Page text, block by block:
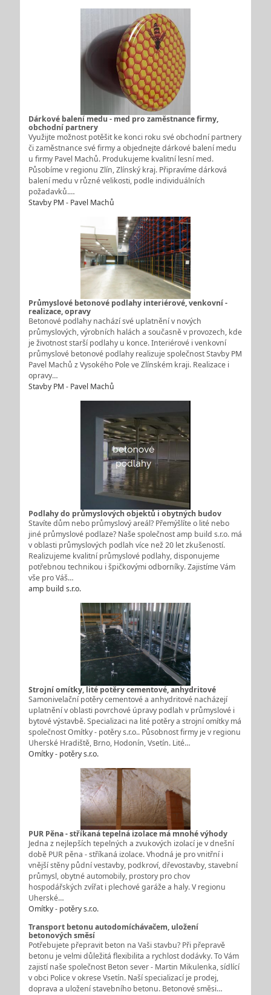
Dárkové balení medu - med pro zaměstnance firmy,
obchodní partnery
Využijte možnost potěšit ke konci roku své obchodní partnery
či zaměstnance své firmy a objednejte dárkové balení medu
u firmy Pavel Machů. Produkujeme kvalitní lesní med.
Působíme v regionu Zlín, Zlínský kraj. Připravíme dárková
balení medu v různé velikosti, podle individuálních
požadavků.…
Stavby PM - Pavel Machů
Průmyslové betonové podlahy interiérové, venkovní -
realizace, opravy
Betonové podlahy nachází své uplatnění v nových
průmyslových, výrobních halách a současně v provozech, kde
je životnost starší podlahy u konce. Interiérové i venkovní
průmyslové betonové podlahy realizuje společnost Stavby PM
Pavel Machů z Vysokého Pole ve Zlínském kraji. Realizace i
opravy…
Stavby PM - Pavel Machů
Podlahy do průmyslových objektů i obytných budov
Stavíte dům nebo průmyslový areál? Přemýšlíte o lité nebo
jiné průmyslové podlaze? Naše společnost amp build s.r.o. má
v oblasti průmyslových podlah více než 20 let zkušeností.
Realizujeme kvalitní průmyslové podlahy, disponujeme
potřebnou technikou i špičkovými odborníky. Zajistíme Vám
vše pro Váš…
amp build s.r.o.
Strojní omítky, lité potěry cementové, anhydritové
Samonivelační potěry cementové a anhydritové nacházejí
uplatnění v oblasti povrchové úpravy podlah v průmyslové i
bytové výstavbě. Specializaci na lité potěry a strojní omítky má
společnost Omítky - potěry s.r.o.. Působnost firmy je v regionu
Uherské Hradiště, Brno, Hodonín, Vsetín. Lité…
Omítky - potěry s.r.o.
PUR Pěna - stříkaná tepelná izolace má mnohé výhody
Jedna z nejlepších tepelných a zvukových izolací je v dnešní
době PUR pěna - stříkaná izolace. Vhodná je pro vnitřní i
vnější stěny půdní vestavby, podkroví, dřevostavby, stavební
průmysl, obytné automobily, prostory pro chov
hospodářských zvířat i plechové garáže a haly. V regionu
Uherské…
Omítky - potěry s.r.o.
Transport betonu autodomíchávačem, uložení
betonových směsí
Potřebujete přepravit beton na Vaši stavbu? Při přepravě
betonu je velmi důležitá flexibilita a rychlost dodávky. To Vám
zajistí naše společnost Beton sever - Martin Mikulenka, sídlící
v obci Police v okrese Vsetín. Naší specializací je prodej,
doprava a uložení stavebního betonu. Betonové směsi…